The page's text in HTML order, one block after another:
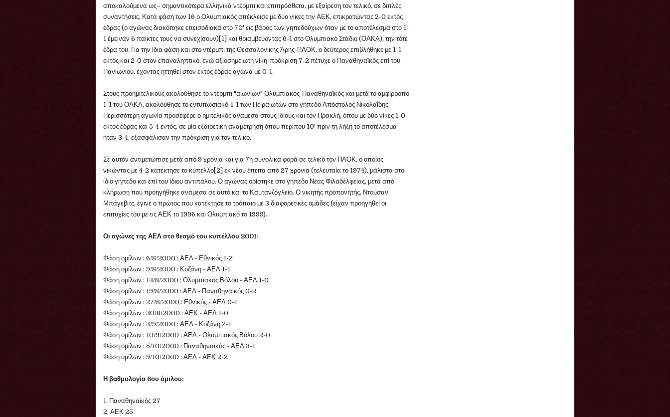
αποκαλούμενα ως– σημαντικότερα ελληνικά ντέρμπι και επιπρόσθετα, με εξαίρεση τον τελικό, σε διπλές
συναντήσεις. Κατά φάση των 16 ο Ολυμπιακός απέκλεισε με δύο νίκες την ΑΕΚ, επικρατώντας 2-0 εκτός
έδρας (ο αγώνας διακόπηκε επεισοδιακά στο 70' εις βάρος των γηπεδούχων όταν με το αποτέλεσμα στο 1-
1 έμειναν 6 παίκτες τους να συνεχίσουν)[1] και θριαμβεύοντας 6-1 στο Ολυμπιακό Στάδιο (ΟΑΚΑ), την τότε
έδρα του. Για την ίδια φάση και στο ντέρμπι της Θεσσαλονίκης Άρης-ΠΑΟΚ, ο δεύτερος επιβλήθηκε με 1-1
εκτός και 2-0 στον επαναληπτικό, ενώ αξιοσημείωτη νίκη-πρόκριση 7-2 πέτυχε ο Παναθηναϊκός επί του
Πανιωνίου, έχοντας ηττηθεί στον εκτός έδρας αγώνα με 0-1.
Στους προημιτελικούς ακολούθησε το ντέρμπι "αιωνίων" Ολυμπιακός-Παναθηναϊκός και μετά το αμφίρροπο
1-1 του ΟΑΚΑ, ακολούθησε το εντυπωσιακό 4-1 των Πειραιωτών στο γήπεδο Απόστολος Νικολαΐδης.
Περισσότερη αγωνία προσέφερε ο ημιτελικός ανάμεσα στους ίδιους και τον Ηρακλή, όπου με δύο νίκες 1-0
εκτός έδρας και 5-4 εντός, σε μία εξαιρετική αναμέτρηση όπου περίπου 10' πριν τη λήξη το αποτέλεσμα
ήταν 3-4, εξασφάλισαν την πρόκριση για τον τελικό.
Σε αυτόν αντιμετώπισε μετά από 9 χρόνια και για 7η συνολικά φορά σε τελικό τον ΠΑΟΚ, ο οποίος
νικώντας με 4-2 κατέκτησε το κύπελλο[2] εκ νέου έπειτα από 27 χρόνια (τελευταία το 1974), μάλιστα στο
ίδιο γήπεδο και επί του ίδιου αντιπάλου. Ο αγώνας ορίστηκε στο γήπεδο Νέας Φιλαδέλφειας, μετά από
κλήρωση που προηγήθηκε ανάμεσα σε αυτό και το Καυτανζόγλειο. Ο νικητής προπονητής, Ντούσαν
Μπάγεβιτς, έγινε ο πρώτος που κατέκτησε το τρόπαιο με 3 διαφορετικές ομάδες (είχαν προηγηθεί οι
επιτυχίες του με τις ΑΕΚ το 1996 και Ολυμπιακό το 1999).
Οι αγώνες της ΑΕΛ στο θεσμό του κυπέλλου 2001:
Φάση ομίλων : 6/8/2000 : ΑΕΛ - Εθνικός 1-2
Φάση ομίλων : 9/8/2000 : Κοζάνη - ΑΕΛ 1-1
Φάση ομίλων : 13/8/2000 : Ολυμπιακός Βόλου - ΑΕΛ 1-0
Φάση ομίλων : 19/8/2000 : ΑΕΛ - Παναθηναϊκός 0-2
Φάση ομίλων : 27/8/2000 : Εθνικός - ΑΕΛ 0-1
Φάση ομίλων : 30/8/2000 : ΑΕΚ - ΑΕΛ 1-0
Φάση ομίλων : 3/9/2000 : ΑΕΛ - Κοζάνη 2-1
Φάση ομίλων : 10/9/2000 : ΑΕΛ - Ολυμπιακός Βόλου 2-0
Φάση ομίλων : 5/10/2000 : Παναθηναϊκός - ΑΕΛ 3-1
Φάση ομίλων : 9/10/2000 : ΑΕΛ - ΑΕΚ 2-2
Η βαθμολογία 6ου όμιλου:
1. Παναθηναϊκός 27
2. ΑΕΚ 25